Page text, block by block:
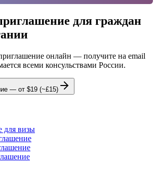
для граждан
онлайн — получите на email
всеми консульствами России.
— от $19 (~£15)
для визы